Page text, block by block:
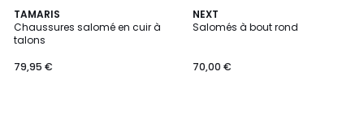
TAMARIS
Chaussures salomé en cuir à
talons
79,95 €
NEXT
Salomés à bout rond
70,00 €
2
Couleurs